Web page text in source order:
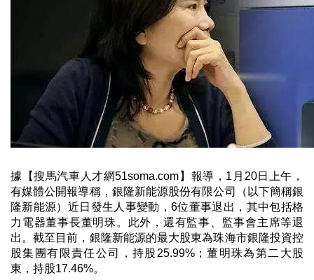
據【搜馬汽車人才網51soma.com】報導，1月20日上午，
有媒體公開報導稱，銀隆新能源股份有限公司（以下簡稱銀
隆新能源）近日發生人事變動，6位董事退出，其中包括格
力電器董事長董明珠。此外，還有監事、監事會主席等退
出。截至目前，銀隆新能源的最大股東為珠海市銀隆投資控
股集團有限責任公司，持股25.99%；董明珠為第二大股
東，持股17.46%。